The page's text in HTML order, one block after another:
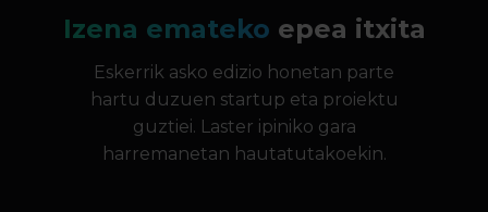
Izena emateko epea itxita
Eskerrik asko edizio honetan parte
hartu duzuen startup eta proiektu
guztiei. Laster ipiniko gara
harremanetan hautatutakoekin.